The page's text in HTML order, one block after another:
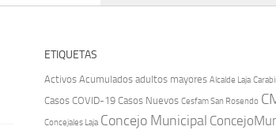
ETIQUETAS
Activos Acumulados adultos mayores Alcalde Laja
Casos COVID-19 Casos Nuevos Cesfam San Rosendo
Concejales Laja Concejo Municipal